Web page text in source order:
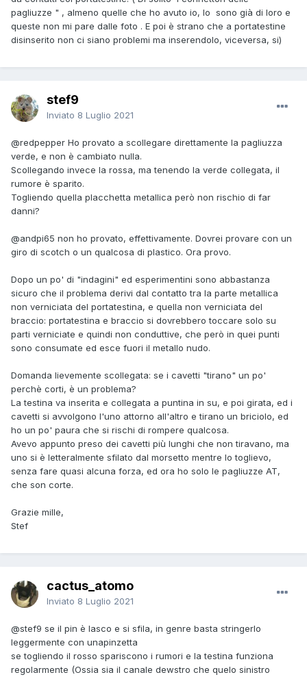
pagliuzze " , almeno quelle che ho avuto io, lo sono già di loro e
queste non mi pare dalle foto . E poi è strano che a portatestine
disinserito non ci siano problemi ma inserendolo, viceversa, si)
stef9
Inviato 8 Luglio 2021
@redpepper Ho provato a scollegare direttamente la pagliuzza
verde, e non è cambiato nulla.
Scollegando invece la rossa, ma tenendo la verde collegata, il
rumore è sparito.
Togliendo quella placchetta metallica però non rischio di far
danni?
@andpi65 non ho provato, effettivamente. Dovrei provare con un
giro di scotch o un qualcosa di plastico. Ora provo.
Dopo un po' di "indagini" ed esperimentini sono abbastanza
sicuro che il problema derivi dal contatto tra la parte metallica
non verniciata del portatestina, e quella non verniciata del
braccio: portatestina e braccio si dovrebbero toccare solo su
parti verniciate e quindi non conduttive, che però in quei punti
sono consumate ed esce fuori il metallo nudo.
Domanda lievemente scollegata: se i cavetti "tirano" un po'
perchè corti, è un problema?
La testina va inserita e collegata a puntina in su, e poi girata, ed i
cavetti si avvolgono l'uno attorno all'altro e tirano un briciolo, ed
ho un po' paura che si rischi di rompere qualcosa.
Avevo appunto preso dei cavetti più lunghi che non tiravano, ma
uno si è letteralmente sfilato dal morsetto mentre lo toglievo,
senza fare quasi alcuna forza, ed ora ho solo le pagliuzze AT,
che son corte.
Grazie mille,
Stef
cactus_atomo
Inviato 8 Luglio 2021
@stef9 se il pin è lasco e si sfila, in genre basta stringerlo
leggermente con unapinzetta
se togliendo il rosso spariscono i rumori e la testina funziona
regolarmente (Ossia sia il canale dewstro che quelo sinistro